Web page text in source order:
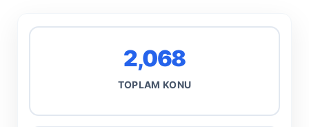
2,068
TOPLAM KONU